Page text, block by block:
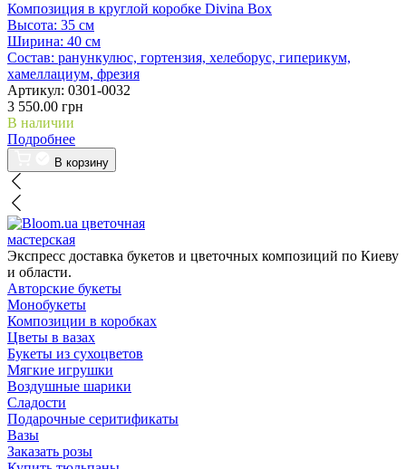
Композиция в круглой коробке Divina Box
Высота: 35 см
Ширина: 40 см
Состав: ранункулюс, гортензия, хелеборус, гиперикум,
хамеллациум, фрезия
Артикул: 0301-0032
3 550.00 грн
В наличии
Подробнее
В корзину
цветочная
мастерская
Экспресс доставка букетов и цветочных композиций по Киеву
и области.
Авторские букеты
Монобукеты
Композиции в коробках
Цветы в вазах
Букеты из сухоцветов
Мягкие игрушки
Воздушные шарики
Сладости
Подарочные серитификаты
Вазы
Заказать розы